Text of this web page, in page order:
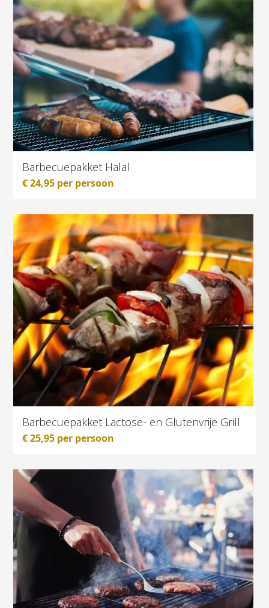
Barbecuepakket Halal
€24,95 per persoon
Barbecuepakket Lactose- en Glutenvrije Grill
€25,95 per persoon